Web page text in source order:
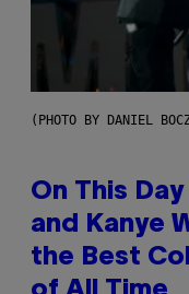
(PHOTO BY DANIEL
On This
and Kanye
the Best